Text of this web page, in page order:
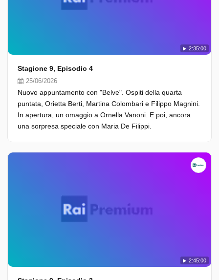
2:35:00
Stagione 9, Episodio 4
25/06/2026
Nuovo appuntamento con "Belve". Ospiti della quarta
puntata, Orietta Berti, Martina Colombari e Filippo Magnini.
In apertura, un omaggio a Ornella Vanoni. E poi, ancora
una sorpresa speciale con Maria De Filippi.
2:45:00